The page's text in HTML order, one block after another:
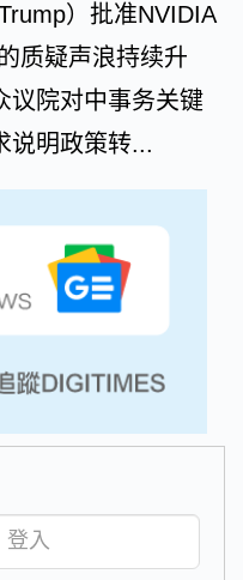
）批准NVIDIA
质疑声浪持续升
议院对中事务关键
说明政策转...